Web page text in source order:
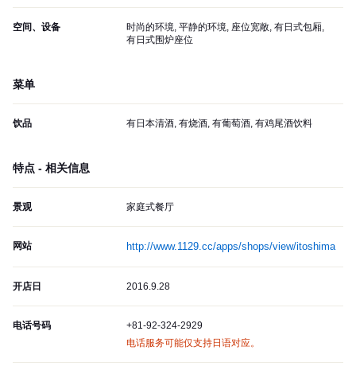
空间、设备
时尚的环境, 平静的环境, 座位宽敞, 有日式包厢,
有日式围炉座位
菜单
饮品 有日本清酒, 有烧酒, 有葡萄酒, 有鸡尾酒饮料
特点 - 相关信息
景观 家庭式餐厅
网站 http://www.1129.cc/apps/shops/view/itoshima
开店日 2016.9.28
电话号码
+81-92-324-2929
电话服务可能仅支持日语对应。